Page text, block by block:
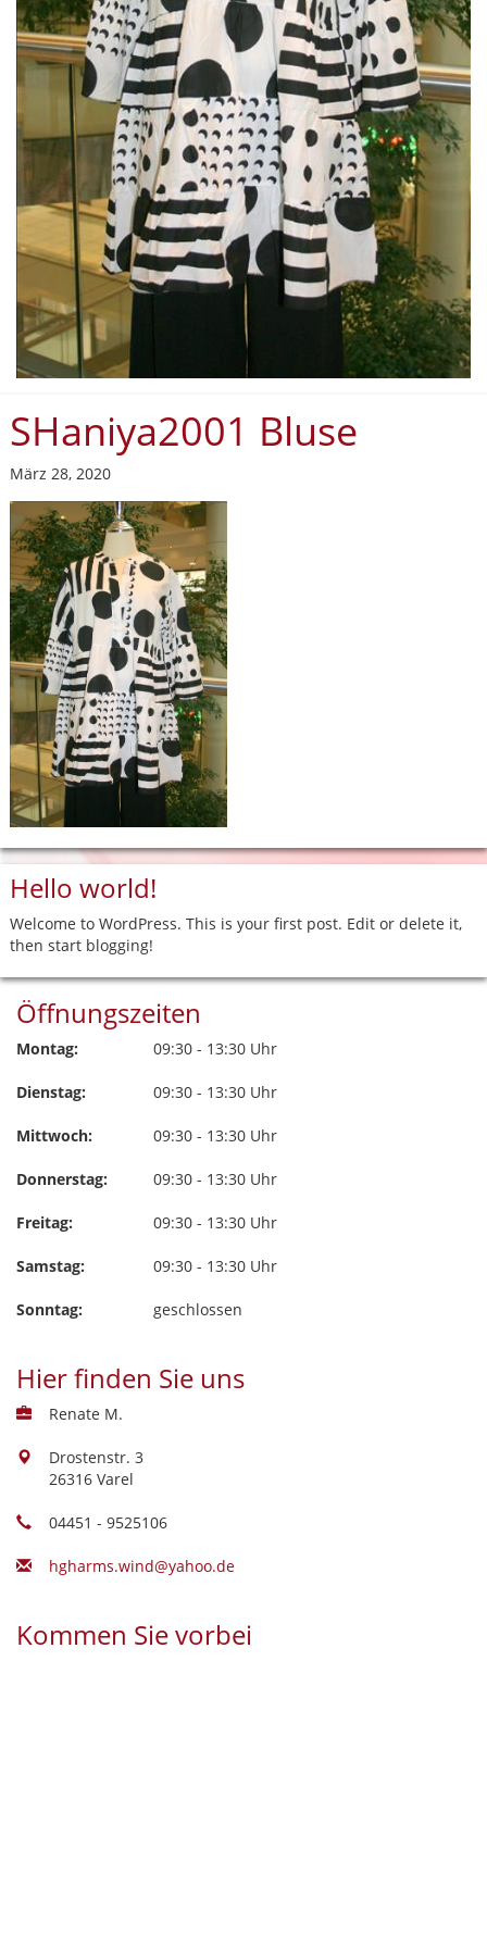
SHaniya2001 Bluse
März 28, 2020
Hello world!
Welcome to WordPress. This is your first post. Edit or delete it,
then start blogging!
Öffnungszeiten
Montag: 09:30 - 13:30 Uhr
Dienstag: 09:30 - 13:30 Uhr
Mittwoch: 09:30 - 13:30 Uhr
Donnerstag: 09:30 - 13:30 Uhr
Freitag: 09:30 - 13:30 Uhr
Samstag: 09:30 - 13:30 Uhr
Sonntag: geschlossen
Hier finden Sie uns
Renate M.
Drostenstr. 3
26316 Varel
04451 - 9525106
hgharms.wind@yahoo.de
Kommen Sie vorbei